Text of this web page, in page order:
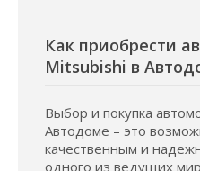
Как приобрести
Mitsubishi в
Выбор и покупка
Автодоме – это
качественным и
одного из ведущих